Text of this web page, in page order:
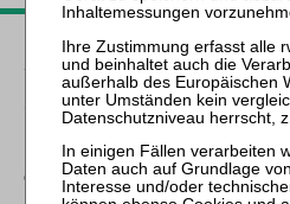
Passende Bücher
Schröder
Eigenkapitalersatzrechts
durch das MoMiG